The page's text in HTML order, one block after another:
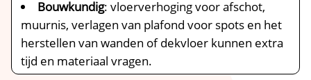
Bouwkundig: vloerverhoging voor afschot,
muurnis, verlagen van plafond voor spots en het
herstellen van wanden of dekvloer kunnen extra
tijd en materiaal vragen.​